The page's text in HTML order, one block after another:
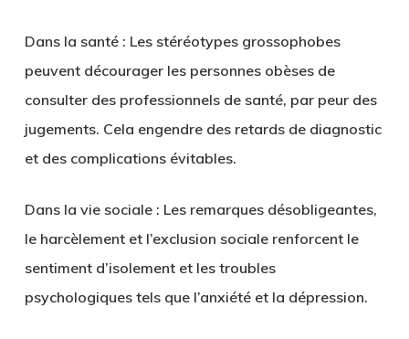
Dans la santé : Les stéréotypes grossophobes
peuvent décourager les personnes obèses de
consulter des professionnels de santé, par peur des
jugements. Cela engendre des retards de diagnostic
et des complications évitables.
Dans la vie sociale : Les remarques désobligeantes,
le harcèlement et l’exclusion sociale renforcent le
sentiment d’isolement et les troubles
psychologiques tels que l’anxiété et la dépression.